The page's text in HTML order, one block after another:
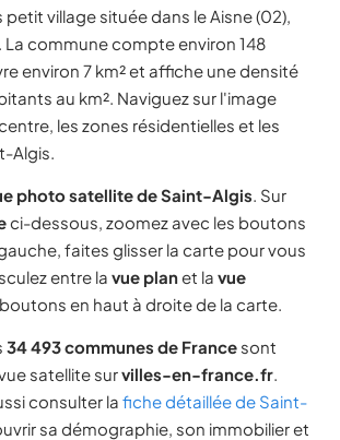
petit village située dans le Aisne (02),
La commune compte environ 148
environ 7 km² et affiche une densité
au km². Naviguez sur l'image
les zones résidentielles et les
Algis.
photo satellite de Saint-Algis. Sur
ci-dessous, zoomez avec les boutons
faites glisser la carte pour vous
entre la vue planet la vue
en haut à droite de la carte.
34 493 communes de France sont
satellite survilles-en-france.fr.
consulter la fiche détaillée de Saint-
sa démographie, son immobilier et